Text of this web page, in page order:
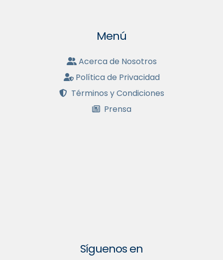
Menú
Acerca de Nosotros
Política de Privacidad
Términos y Condiciones
Prensa
Síguenos en